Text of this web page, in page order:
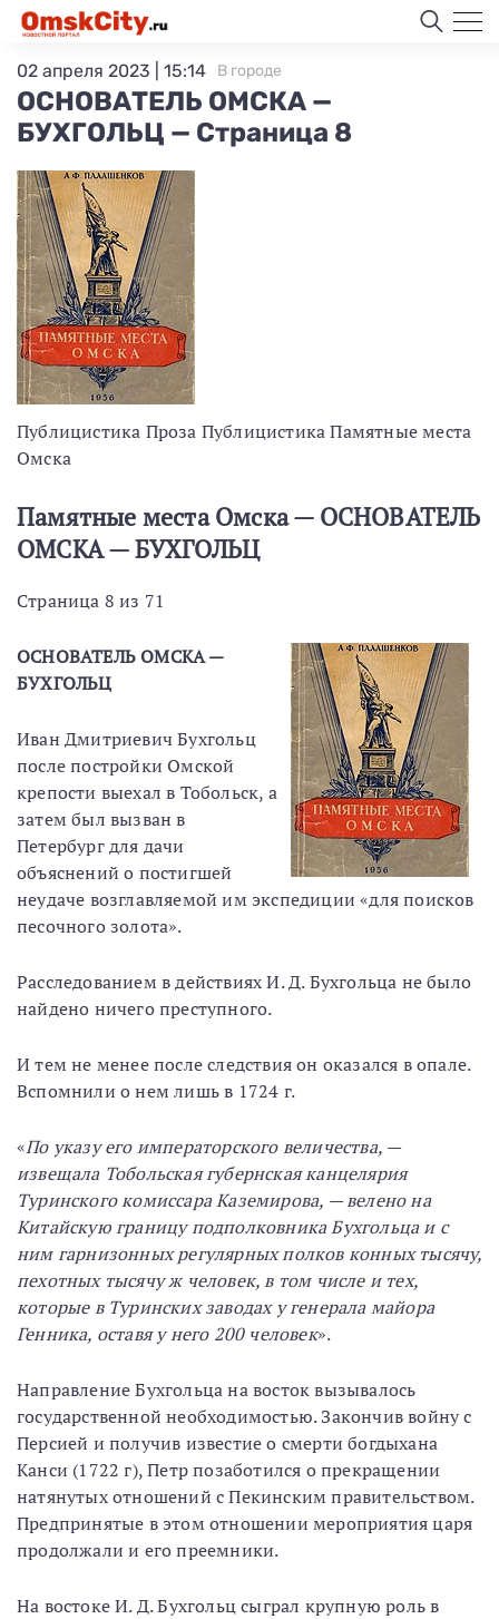
ОСНОВАТЕЛЬ ОМСКА —
БУХГОЛЬЦ — Страница 8
02 апреля 2023 | 15:14 В городе
Публицистика Проза Публицистика Памятные места
Омска
Памятные места Омска — ОСНОВАТЕЛЬ
ОМСКА — БУХГОЛЬЦ
Страница 8 из 71
ОСНОВАТЕЛЬ ОМСКА —
БУХГОЛЬЦ
Иван Дмитриевич Бухгольц
после постройки Омской
крепости выехал в Тобольск, а
затем был вызван в
Петербург для дачи
объяснений о постигшей
неудаче возглавляемой им экспедиции «для поисков
песочного золота».
Расследованием в действиях И. Д. Бухгольца не было
найдено ничего преступного.
И тем не менее после следствия он оказался в опале.
Вспомнили о нем лишь в 1724 г.
«По указу его императорского величества, —
извещала Тобольская губернская канцелярия
Туринского комиссара Каземирова, — велено на
Китайскую границу подполковника Бухгольца и с
ним гарнизонных регулярных полков конных тысячу,
пехотных тысячу ж человек, в том числе и тех,
которые в Туринских заводах у генерала майора
Генника, оставя у него 200 человек».
Направление Бухгольца на восток вызывалось
государственной необходимостью. Закончив войну с
Персией и получив известие о смерти богдыхана
Канси (1722 г), Петр позаботился о прекращении
натянутых отношений с Пекинским правительством.
Предпринятые в этом отношении мероприятия царя
продолжали и его преемники.
На востоке И. Д. Бухгольц сыграл крупную роль в